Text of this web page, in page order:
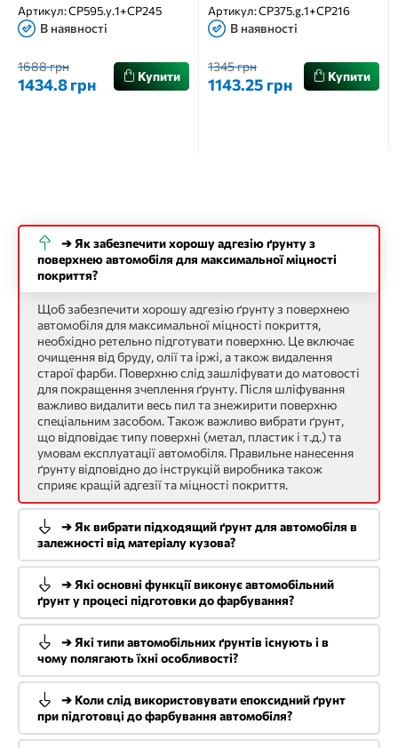
Артикул:CP595.y.1+CP245
В наявності
1688 грн
1434.8 грн Купити
Артикул:CP375.g.1+CP216
В наявності
1345 грн
1143.25 грн Купити
➔ Як забезпечити хорошу адгезію ґрунту з
поверхнею автомобіля для максимальної міцності
покриття?
Щоб забезпечити хорошу адгезію ґрунту з поверхнею
автомобіля для максимальної міцності покриття,
необхідно ретельно підготувати поверхню. Це включає
очищення від бруду, олії та іржі, а також видалення
старої фарби. Поверхню слід зашліфувати до матовості
для покращення зчеплення ґрунту. Після шліфування
важливо видалити весь пил та знежирити поверхню
спеціальним засобом. Також важливо вибрати ґрунт,
що відповідає типу поверхні (метал, пластик і т.д.) та
умовам експлуатації автомобіля. Правильне нанесення
ґрунту відповідно до інструкцій виробника також
сприяє кращій адгезії та міцності покриття.
➔ Як вибрати підходящий ґрунт для автомобіля в
залежності від матеріалу кузова?
➔ Які основні функції виконує автомобільний
ґрунт у процесі підготовки до фарбування?
➔ Які типи автомобільних ґрунтів існують і в
чому полягають їхні особливості?
➔ Коли слід використовувати епоксидний ґрунт
при підготовці до фарбування автомобіля?